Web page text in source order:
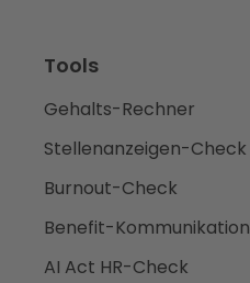
Tools
Gehalts-Rechner
Stellenanzeigen-Check
Burnout-Check
Benefit-Kommunikation
AI Act HR-Check